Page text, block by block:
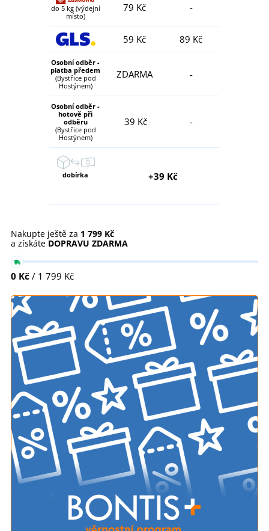
do 5 kg (výdejní
místo)
79 Kč -
59 Kč 89 Kč
Osobní odběr -
platba předem
(Bystřice pod
Hostýnem)
ZDARMA -
Osobní odběr -
hotově při
odběru
(Bystřice pod
Hostýnem)
39 Kč -
dobírka +39 Kč
Nakupte ještě za 1 799 Kč
a získáte DOPRAVU ZDARMA
0 Kč / 1 799 Kč